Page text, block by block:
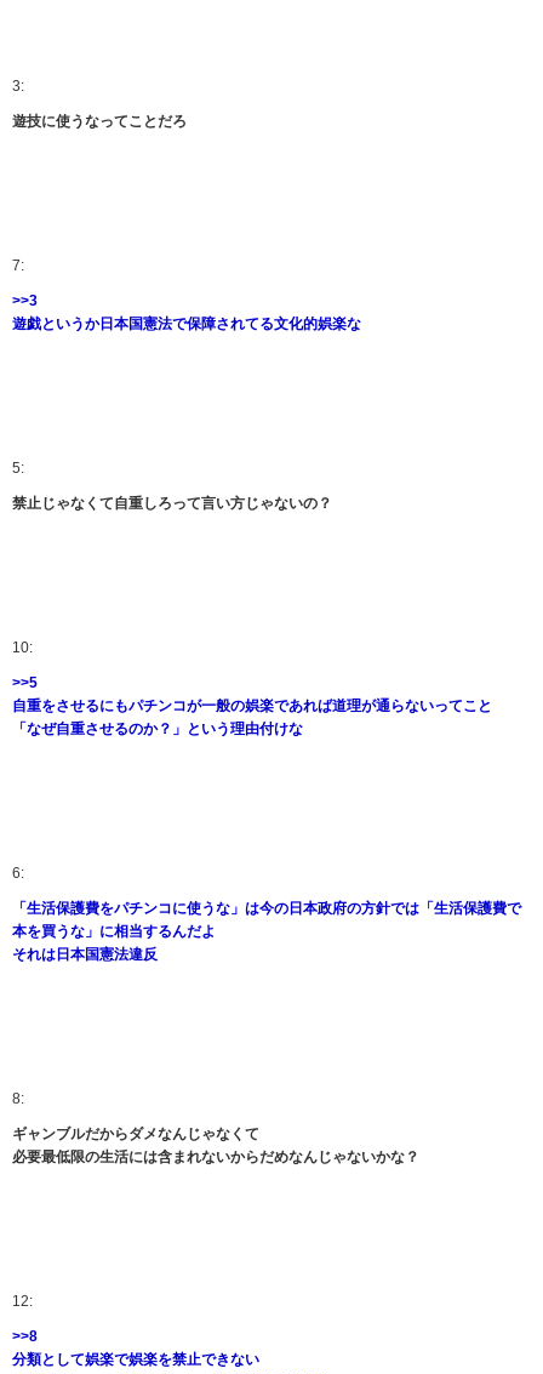
3:
遊技に使うなってことだろ
7:
>>3
遊戯というか日本国憲法で保障されてる文化的娯楽な
5:
禁止じゃなくて自重しろって言い方じゃないの？
10:
>>5
自重をさせるにもパチンコが一般の娯楽であれば道理が通らないってこと
「なぜ自重させるのか？」という理由付けな
6:
「生活保護費をパチンコに使うな」は今の日本政府の方針では「生活保護費で
本を買うな」に相当するんだよ
それは日本国憲法違反
8:
ギャンブルだからダメなんじゃなくて
必要最低限の生活には含まれないからだめなんじゃないかな？
12:
>>8
分類として娯楽で娯楽を禁止できない